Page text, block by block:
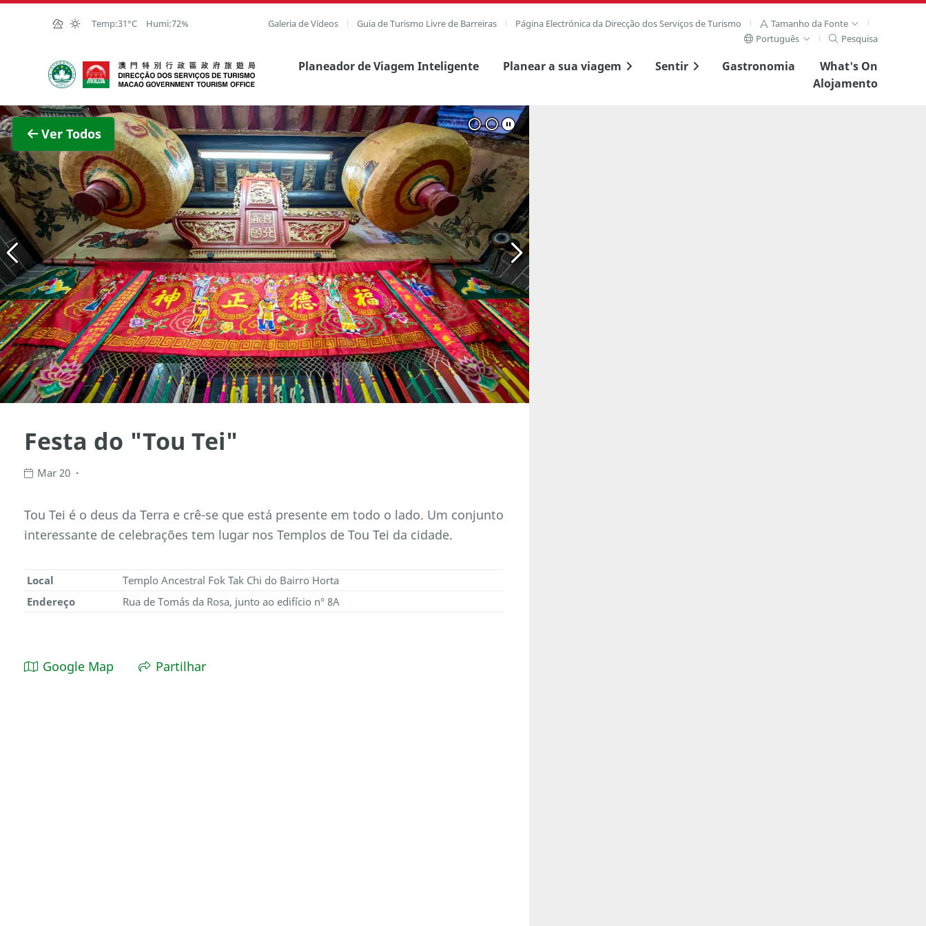
Ir para o conteúdo principal
Temp:31°C Humi:72% Galeria de Vídeos Guia de Turismo Livre de Barreiras Página Electrónica da Direcção dos Serviços de Turismo
Tamanho da Fonte
Português
Pesquisa
Direcção dos Serviços de Turismo Planeador de Viagem Inteligente Planear a sua viagem Sentir Gastronomia
What's On
Alojamento
Ver Todos
Ver imagem completa
Festa do "Tou Tei"
Mar 20
Tou Tei é o deus da Terra e crê-se que está presente em todo o lado. Um conjunto
interessante de celebrações tem lugar nos Templos de Tou Tei da cidade.
Local
Templo Ancestral Fok Tak Chi do Bairro Horta
Endereço
Rua de Tomás da Rosa, junto ao edifício n° 8A
Google Map Partilhar